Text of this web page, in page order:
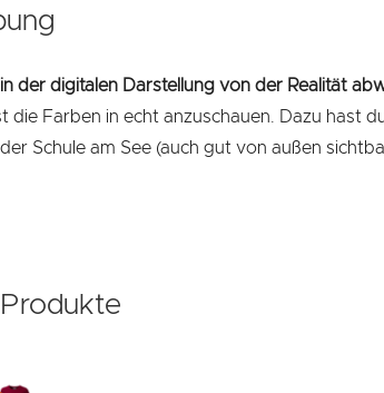
der digitalen Darstellung von der Realität
die Farben in echt anzuschauen. Dazu hast
Schule am See (auch gut von außen